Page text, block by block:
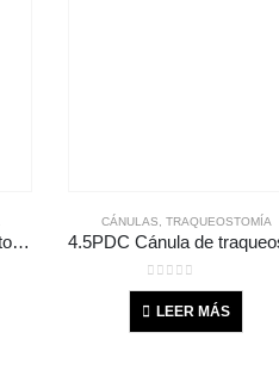
4FEN Cánula de traqueostomía fenestrada Shiley con globo o balón D.I.: 5.0 mm D.E.: 9.4 mm L: 65 mm
CÁNULAS TRAQUEOSTOMÍA
0out of 5
LEER MÁS